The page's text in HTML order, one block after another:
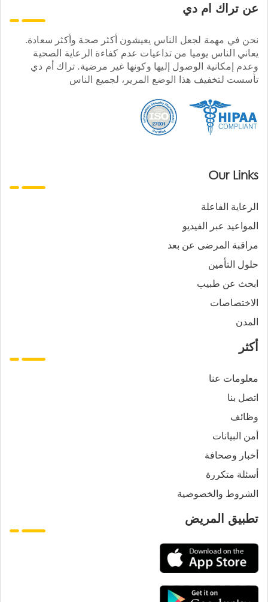
عن تراك ام دي
نحن في مهمة لجعل الناس يعيشون أكثر صحة وأكثر سعادة.
يعاني الناس يوميا من تداعيات عدم كفاءة الرعاية الصحية
وعدم إمكانية الوصول إليها وكونها غير مرضية. تراك أم دي
تأسست لتخفيف هذا الوضع المرير، لجميع الناس
Our Links
الرعاية الفاعلة
المواعيد عبر الفيديو
مراقبة المرضى عن بعد
حلول التأمين
ابحث عن طبيب
الاختصاصات
المدن
أكثر
معلومات عنا
اتصل بنا
وظائف
أمن البيانات
أخبار وصحافة
أسئلة متكررة
الشروط والخصوصية
تطبيق المريض